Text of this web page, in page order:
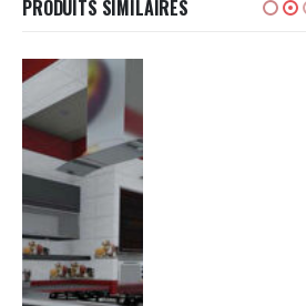
PRODUITS SIMILAIRES